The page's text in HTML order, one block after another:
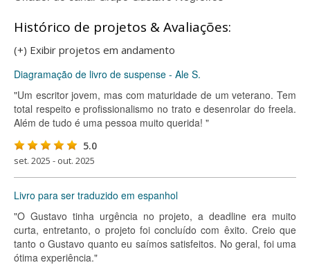
Histórico de projetos & Avaliações:
(+) Exibir projetos em andamento
Diagramação de livro de suspense - Ale S.
"Um escritor jovem, mas com maturidade de um veterano. Tem
total respeito e profissionalismo no trato e desenrolar do freela.
Além de tudo é uma pessoa muito querida! "
5.0
set. 2025 - out. 2025
Livro para ser traduzido em espanhol
"O Gustavo tinha urgência no projeto, a deadline era muito
curta, entretanto, o projeto foi concluído com êxito. Creio que
tanto o Gustavo quanto eu saímos satisfeitos. No geral, foi uma
ótima experiência."